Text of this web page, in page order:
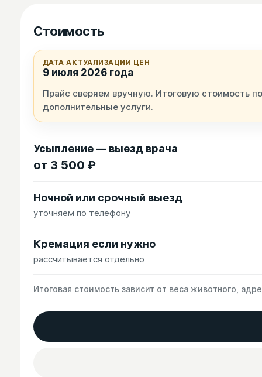
Стоимость
ДАТА АКТУАЛИЗАЦИИ ЦЕН
9 июля 2026 года
Прайс сверяем вручную. Итоговую стоимость
дополнительные услуги.
Усыпление — выезд врача
от 3 500 ₽
Ночной или срочный выезд
уточняем по телефону
Кремация если нужно
рассчитывается отдельно
Итоговая стоимость зависит от веса животного,